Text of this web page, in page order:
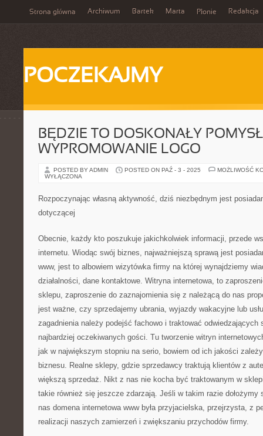
Strona główna Archiwum Bartek Marta Płonie Redakcja
POCZEKAJMY
BĘDZIE TO DOSKONAŁY
WYPROMOWANIE LOGO
POSTED BY ADMIN POSTED ON PAŹ - 3 - 2025
MOŻLIWOŚĆ
WYŁĄCZONA
Rozpoczynając własną aktywność, dziś niezbędnym jest
dotyczącej
Obecnie, każdy kto poszukuje jakichkolwiek informacji, przede
internetu. Wiodąc swój biznes, najważniejszą sprawą jest
www, jest to albowiem wizytówka firmy na której wynajdziemy
działalności, dane kontaktowe. Witryna internetowa, to
sklepu, zaproszenie do zaznajomienia się z należącą do nas
jest ważne, czy sprzedajemy ubrania, wyjazdy wakacyjne lub
zagadnienia należy podejść fachowo i traktować odwiedzających
najbardziej oczekiwanych gości. Tu tworzenie witryn
jak w największym stopniu na serio, bowiem od ich jakości
biznesu. Realne sklepy, gdzie sprzedawcy traktują klientów z
większą sprzedaż. Nikt z nas nie kocha być traktowanym w
takie również się jeszcze zdarzają. Jeśli w takim razie dołożymy
nas domena internetowa www była przyjacielska, przejrzysta, z
realizacji naszych zamierzeń i zwiększaniu przychodów firmy.